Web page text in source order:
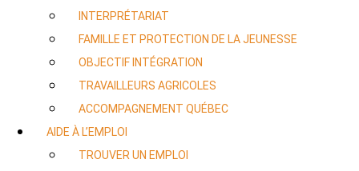
INTERPRÉTARIAT
FAMILLE ET PROTECTION DE LA JEUNESSE
OBJECTIF INTÉGRATION
TRAVAILLEURS AGRICOLES
ACCOMPAGNEMENT QUÉBEC
AIDE À L’EMPLOI
TROUVER UN EMPLOI